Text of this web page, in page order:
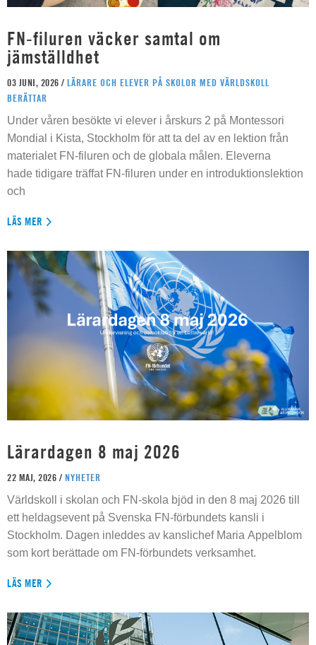
FN-filuren väcker samtal om
jämställdhet
03 JUNI, 2026 / LÄRARE OCH ELEVER PÅ SKOLOR MED VÄRLDSKOLL
BERÄTTAR
Under våren besökte vi elever i årskurs 2 på Montessori
Mondial i Kista, Stockholm för att ta del av en lektion från
materialet FN-filuren och de globala målen. Eleverna
hade tidigare träffat FN-filuren under en introduktionslektion
och
LÄS MER
Lärardagen 8 maj 2026
22 MAJ, 2026 / NYHETER
Världskoll i skolan och FN-skola bjöd in den 8 maj 2026 till
ett heldagsevent på Svenska FN-förbundets kansli i
Stockholm. Dagen inleddes av kanslichef Maria Appelblom
som kort berättade om FN-förbundets verksamhet.
LÄS MER